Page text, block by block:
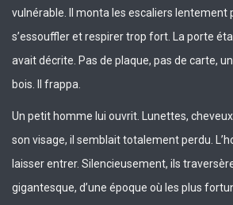
vulnérable. Il monta les escaliers lentement
s’essouffler et respirer trop fort. La porte
avait décrite. Pas de plaque, pas de carte,
bois. Il frappa.
Un petit homme lui ouvrit. Lunettes,
son visage, il semblait totalement perdu.
laisser entrer. Silencieusement, ils
gigantesque, d’une époque où les plus